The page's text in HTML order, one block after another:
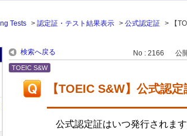
Tests > 認定証・テスト結果表示 > 公式認定証 >
【
検索へ戻る No : 2166 公
TOEIC S&W
【TOEIC S&W】公式認
公式認定証はいつ発行されます